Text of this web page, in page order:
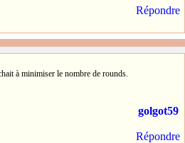
Répondre
à minimiser le nombre de rounds.
golgot59
Répondre